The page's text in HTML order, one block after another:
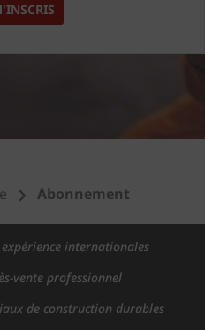
Abonnement
expérience internationales
vente professionnel
de construction durables